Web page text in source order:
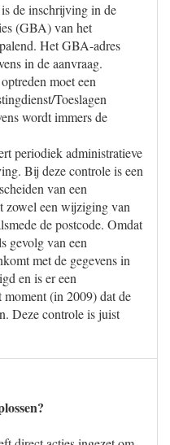
de inschrijving in de
(GBA) van het
Het GBA-adres
in de aanvraag.
moet een
Toeslagen
wordt immers de
periodiek administratieve
Bij deze controle is een
van een
zowel een wijziging van
de postcode. Omdat
gevolg van een
met de gegevens in
en is er een
moment (in 2009) dat de
Deze controle is juist